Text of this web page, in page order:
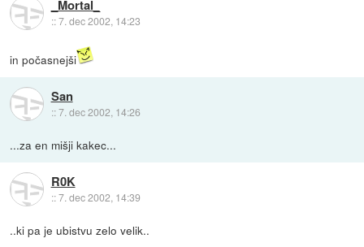
_Mortal_
::7. dec 2002, 14:23
in počasnejši
San
::7. dec 2002, 14:26
...za en mišji kakec...
R0K
::7. dec 2002, 14:39
..ki pa je ubistvu zelo velik..